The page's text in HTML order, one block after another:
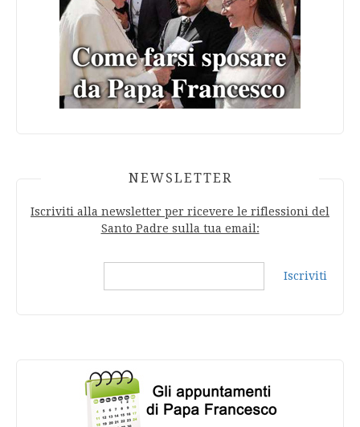
NEWSLETTER
Iscriviti alla newsletter per ricevere le riflessioni del
Santo Padre sulla tua email:
Iscriviti